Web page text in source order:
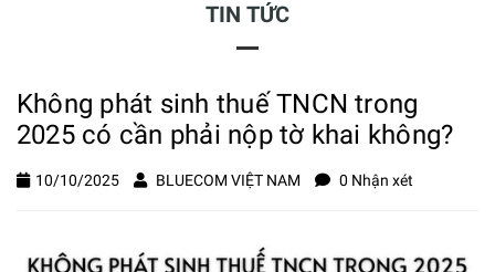
TIN TỨC
Không phát sinh thuế TNCN trong
2025 có cần phải nộp tờ khai không?
10/10/2025 BLUECOM VIỆT NAM 0 Nhận xét